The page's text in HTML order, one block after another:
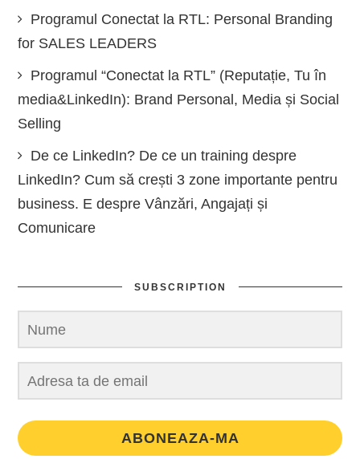
Programul Conectat la RTL: Personal Branding
for SALES LEADERS
Programul “Conectat la RTL” (Reputație, Tu în
media&LinkedIn): Brand Personal, Media și Social
Selling
De ce LinkedIn? De ce un training despre
LinkedIn? Cum să crești 3 zone importante pentru
business. E despre Vânzări, Angajați și
Comunicare
SUBSCRIPTION
ABONEAZA-MA